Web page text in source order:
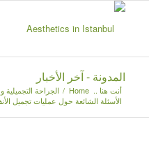
المدونة - آخر الأخبار
أنت هنا .. Home
/ الجراحة التجميلية
الأسئلة الشائعة حول عمليات تجميل